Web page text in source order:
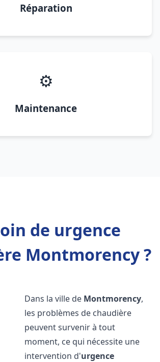
Réparation
⚙️
Maintenance
de urgence
Montmorency ?
Dans la ville de Montmorency,
les problèmes de chaudière
peuvent survenir à tout
moment, ce qui nécessite une
intervention d'urgence